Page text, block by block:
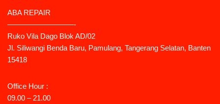
ABA REPAIR
—————————-
Ruko Vila Dago Blok AD/02
Jl. Siliwangi Benda Baru, Pamulang, Tangerang Selatan, Banten
15418
Office Hour :
09.00 – 21.00